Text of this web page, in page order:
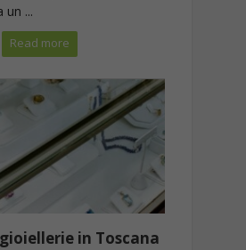
un ...
Read more
in Toscana